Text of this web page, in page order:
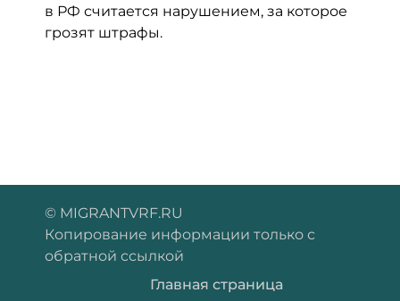
в РФ считается нарушением, за которое
грозят штрафы.
© MIGRANTVRF.RU
Копирование информации только с
обратной ссылкой
Главная страница